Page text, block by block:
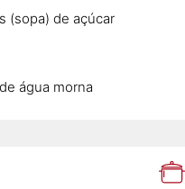
(sopa) de açúcar
água morna